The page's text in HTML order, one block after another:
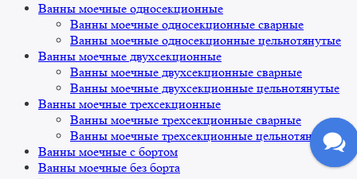
Ванны моечные односекционные
Ванны моечные односекционные сварные
Ванны моечные односекционные цельнотянутые
Ванны моечные двухсекционные
Ванны моечные двухсекционные сварные
Ванны моечные двухсекционные цельнотянутые
Ванны моечные трехсекционные
Ванны моечные трехсекционные сварные
Ванны моечные трехсекционные цельнотянутые
Ванны моечные с бортом
Ванны моечные без борта